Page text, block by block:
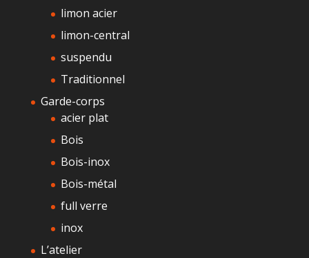
limon acier
limon-central
suspendu
Traditionnel
Garde-corps
acier plat
Bois
Bois-inox
Bois-métal
full verre
inox
L’atelier